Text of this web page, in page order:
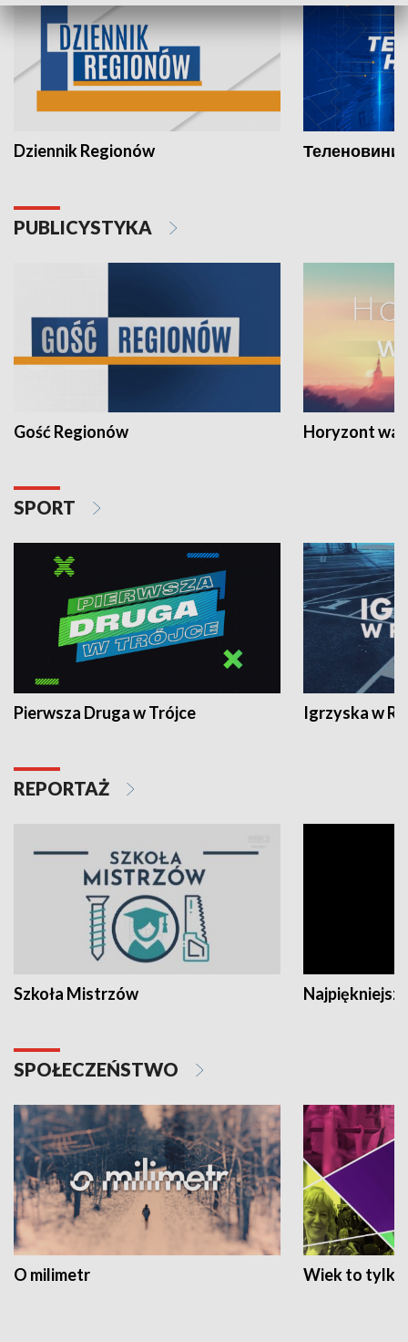
Dziennik Regionów Теленовини
PUBLICYSTYKA
Gość Regionów Horyzont
SPORT
Pierwsza Druga w Trójce Igrzyska w
REPORTAŻ
Szkoła Mistrzów
SPOŁECZEŃSTWO
O milimetr Wiek to tylko